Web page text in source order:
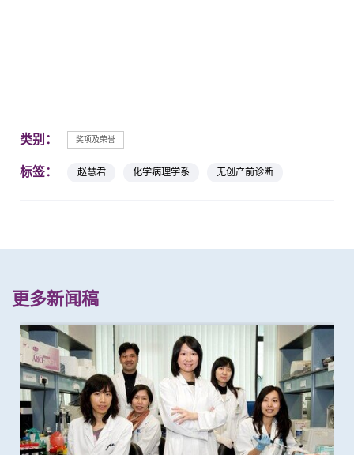
类别： 奖项及荣誉
标签： 赵慧君 化学病理学系 无创产前诊断
更多新闻稿